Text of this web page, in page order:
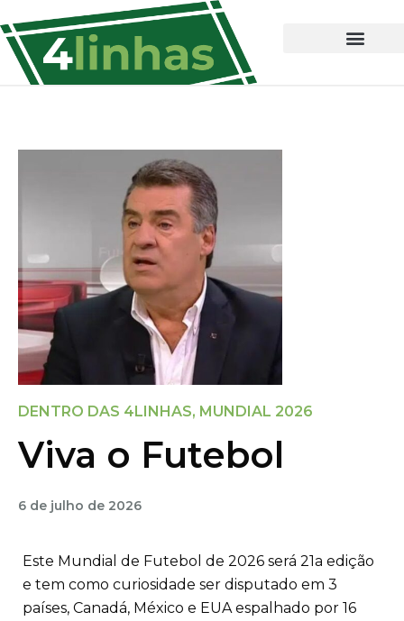
DENTRO DAS 4LINHAS, MUNDIAL 2026
Viva o Futebol
6 de julho de 2026
Este Mundial de Futebol de 2026 será 21a edição
e tem como curiosidade ser disputado em 3
países, Canadá, México e EUA espalhado por 16